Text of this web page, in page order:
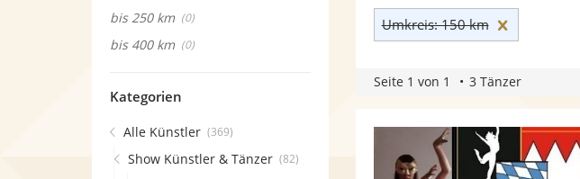
Umkreis: 150 km
Seite 1 von 1 3 Tänzer
bis 250 km (0)
bis 400 km (0)
Kategorien
Alle Künstler (369)
Show Künstler & Tänzer (82)